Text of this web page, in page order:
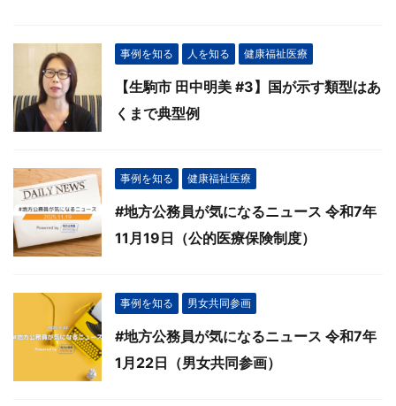
事例を知る 人を知る 健康福祉医療
【生駒市 田中明美 #3】国が示す類型はあ
くまで典型例
事例を知る 健康福祉医療
#地方公務員が気になるニュース 令和7年
11月19日（公的医療保険制度）
事例を知る 男女共同参画
#地方公務員が気になるニュース 令和7年
1月22日（男女共同参画）